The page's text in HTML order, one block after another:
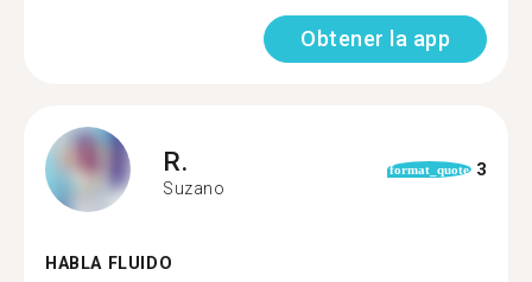
Obtener la app
R.
Suzano
format_quote 3
HABLA FLUIDO